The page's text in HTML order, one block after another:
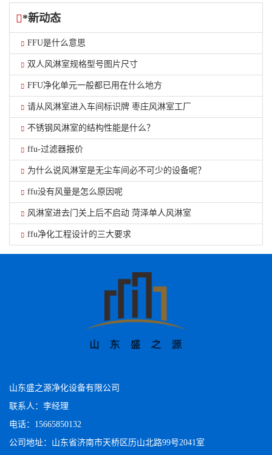
*新动态
FFU是什么意思
双人风淋室规格型号图片尺寸
FFU净化单元一般都已用在什么地方
请从风淋室进入车间标识牌 枣庄风淋室工厂
不锈钢风淋室的结构性能是什么？
ffu-过滤器报价
为什么说风淋室是无尘车间必不可少的设备呢？
ffu没有风量是怎么原因呢
风淋室进去门关上后不启动 菏泽单人风淋室
ffu净化工程设计的三大要求
山东盛之源净化设备有限公司
联系人：李经理
电话：15665850132
公司地址：山东省济南市天桥区历山北路99号2041室